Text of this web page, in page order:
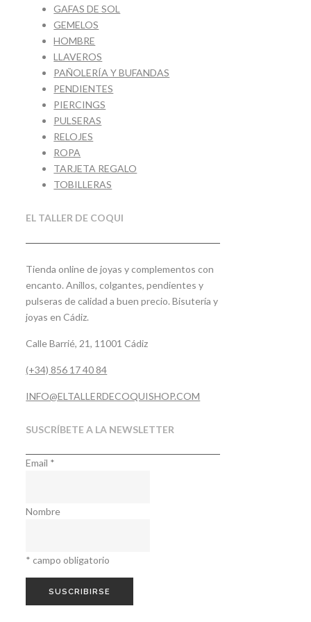
GAFAS DE SOL
GEMELOS
HOMBRE
LLAVEROS
PAÑOLERÍA Y BUFANDAS
PENDIENTES
PIERCINGS
PULSERAS
RELOJES
ROPA
TARJETA REGALO
TOBILLERAS
EL TALLER DE COQUI
Tienda online de joyas y complementos con
encanto. Anillos, colgantes, pendientes y
pulseras de calidad a buen precio. Bisutería y
joyas en Cádiz.
Calle Barrié, 21, 11001 Cádiz
(+34) 856 17 40 84
INFO@ELTALLERDECOQUISHOP.COM
SUSCRÍBETE A LA NEWSLETTER
Email *
Nombre
* campo obligatorio